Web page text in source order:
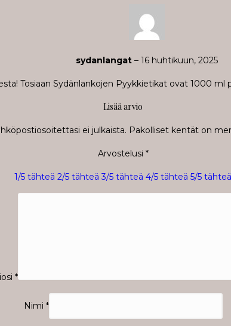
sydanlangat– 16 huhtikuun, 2025
Tosiaan Sydänlankojen Pyykkietikat ovat 1000 ml
Lisää arvio
ei julkaista. Pakolliset kentät on
Arvostelusi *
1/5 tähteä 2/5 tähteä 3/5 tähteä 4/5 tähteä 5/5 tähteä
*
Nimi *